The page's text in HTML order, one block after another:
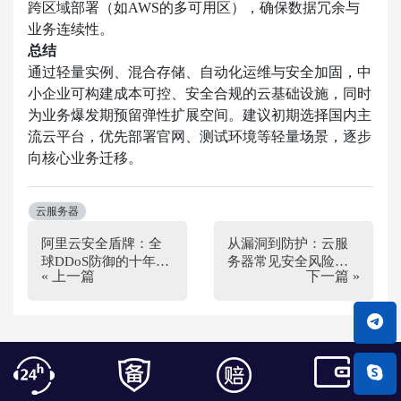
跨区域部署（如AWS的多可用区），确保数据冗余与
业务连续性。
总结
通过轻量实例、混合存储、自动化运维与安全加固，中
小企业可构建成本可控、安全合规的云基础设施，同时
为业务爆发期预留弹性扩展空间。建议初期选择国内主
流云平台，优先部署官网、测试环境等轻量场景，逐步
向核心业务迁移。
云服务器
阿里云安全盾牌：全
球DDoS防御的十年技
术长征
« 上一篇
从漏洞到防护：云服
务器常见安全风险及
下一篇 »